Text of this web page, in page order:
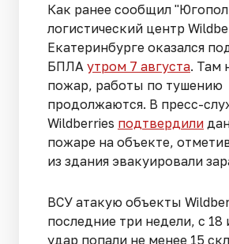
Как ранее сообщил
логистический центр
Екатеринбурге оказался
БПЛА утром 7 августа. Там
пожар, работы по тушению
продолжаются. В пресс-
Wildberries подтвердили
пожаре на объекте,
из здания эвакуировали
ВСУ атакую объекты
последние три недели, с
удар попали не менее 15